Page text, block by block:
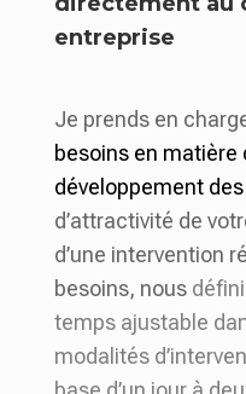
entreprise
Je prends en
besoins en matière
développement
d’attractivité de
d’une intervention
besoins, nous
temps ajustable
modalités